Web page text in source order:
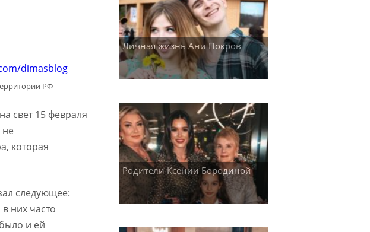
dimasblog
РФ
свет 15 февраля
не
которая
следующее:
них часто
и ей
Личная жизнь Ани Покров
Родители Ксении Бородиной